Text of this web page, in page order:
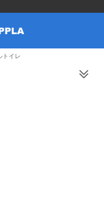
トイレ